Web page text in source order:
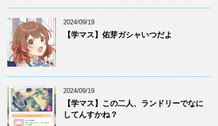
2024/09/19
【学マス】佑芽ガシャいつだよ
2024/09/19
【学マス】この二人、ランドリーでなに
してんすかね？